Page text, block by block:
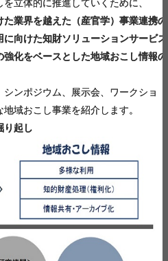
立体的に推進していくために、
業界を越えた（産官学）事業連携
向けた知財ソリューションサービ
化をベースとした地域おこし情報
ンポジウム、展示会、ワークショ
域おこし事業を紹介します。
り起し